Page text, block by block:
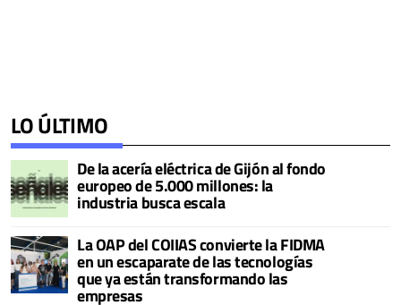
LO ÚLTIMO
De la acería eléctrica de Gijón al fondo
europeo de 5.000 millones: la
industria busca escala
La OAP del COIIAS convierte la FIDMA
en un escaparate de las tecnologías
que ya están transformando las
empresas